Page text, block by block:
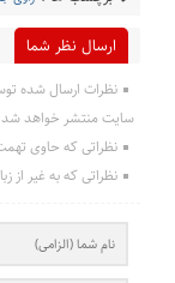
ارسال نظر شما
نظرات ارسال شده
سایت منتشر خواهد
نظراتی که حاوی
نظراتی که به غیر از